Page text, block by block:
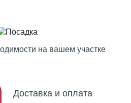
на вашем участке
Доставка и оплата